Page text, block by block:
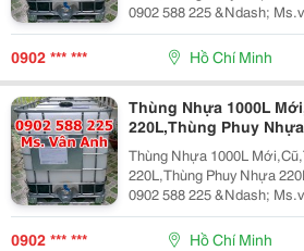
0902 588 225 &Ndash; Ms.vân Anh
Nhựa Nắp Kín : Dung Tích: 220 Lít - Kích Thước:
D57.4Cm, Cao 89 Cm -
0902 *** *** Hồ Chí Minh
Thùng Nhựa 1000L
220L,Thùng Phuy
Thùng Nhựa 1000L
220L,Thùng Phuy Nhựa 220L,
0902 588 225 &Ndash; Ms.vân Anh
Nhựa Nắp Kín : Dung Tích: 220 Lít - Kích Thước:
D57.4Cm, Cao 89 Cm -
0902 *** *** Hồ Chí Minh